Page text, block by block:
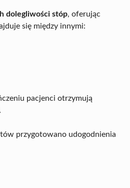
dolegliwości stóp, oferując
się między innymi:
pacjenci otrzymują
przygotowano udogodnienia